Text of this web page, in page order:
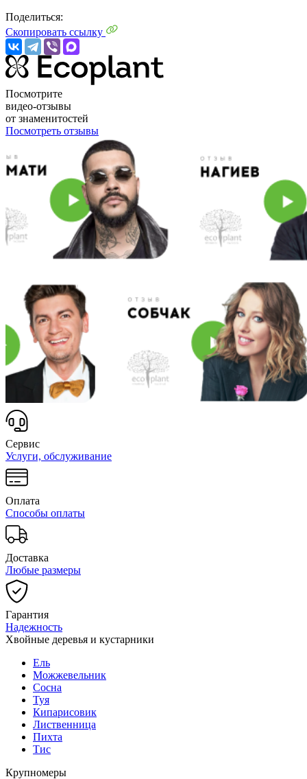
Поделиться:
Скопировать ссылку
Посмотрите
видео-отзывы
от знаменитостей
Посмотреть отзывы
Сервис
Услуги, обслуживание
Оплата
Способы оплаты
Доставка
Любые размеры
Гарантия
Надежность
Хвойные деревья и кустарники
Ель
Можжевельник
Сосна
Туя
Кипарисовик
Лиственница
Пихта
Тис
Крупномеры